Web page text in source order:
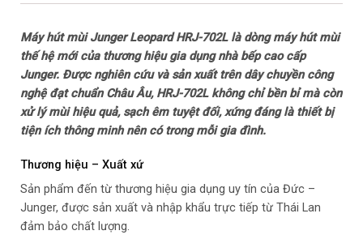
Tiện ích: Hẹn giờ tắt
– Cảm biến vẫy tay
– Có bộ lọc khử mùi than hoạt tính (không kèm theo máy)
– Cánh quạt Aerowing công nghệ hàng không giảm ma sát và
tiếng ồn
– Tự phát hiện và kích hoạt tốc độ hút cao để hút khí gas, CO2
Máy hút mùi Junger Leopard HRJ-702L là dòng máy hút mùi
thế hệ mới của thương hiệu gia dụng nhà bếp cao cấp
Junger. Được nghiên cứu và sản xuất trên dây chuyền công
nghệ đạt chuẩn Châu Âu, HRJ-702L không chỉ bền bỉ mà còn
xử lý mùi hiệu quả, sạch êm tuyệt đối, xứng đáng là thiết bị
tiện ích thông minh nên có trong mỗi gia đình.
Thương hiệu – Xuất xứ
Sản phẩm đến từ thương hiệu gia dụng uy tín của Đức –
Junger, được sản xuất và nhập khẩu trực tiếp từ Thái Lan
đảm bảo chất lượng.